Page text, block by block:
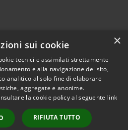
Copyright © 2026 • Comune di
Molinella • Powered by
Municipium•
Accesso
×
sui cookie
tecnici e assimilati strettamente
e alla navigazione del sito,
analitico al solo fine di elaborare
aggregate e anonime.
la cookie policy al seguente link
RIFIUTA TUTTO